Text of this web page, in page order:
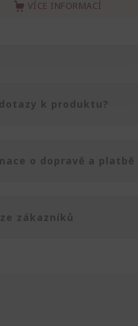
VÍCE INFORMACÍ
k produktu?
o dopravě a platbě
zákazníků